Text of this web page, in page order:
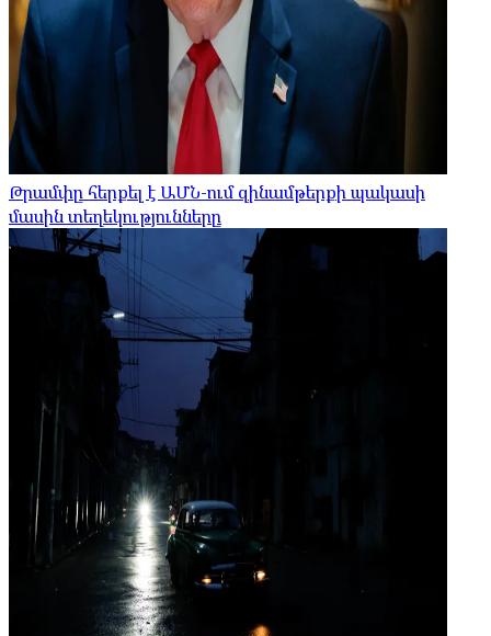
Թրամփը հերքել է ԱՄՆ-ում զինամթերքի պակասի
մասին տեղեկությունները